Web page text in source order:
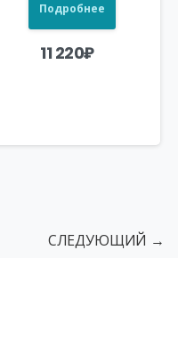
Подробнее
11 220₽
СЛЕДУЮЩИЙ →